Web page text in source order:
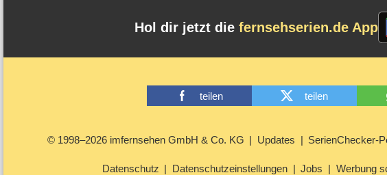
Hol dir jetzt die fernsehserien.de App
teilen teilen
© 1998–2026 imfernsehen GmbH & Co. KG Updates SerienChecker-
Datenschutz Datenschutzeinstellungen Jobs Werbung